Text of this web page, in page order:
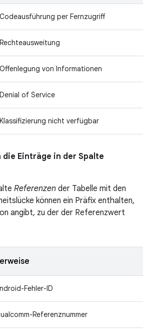
Codeausführung per Fernzugriff
Rechteausweitung
Offenlegung von Informationen
Denial of Service
Klassifizierung nicht verfügbar
die Einträge in der Spalte
Referenzen der Tabelle mit den
können ein Präfix enthalten,
angibt, zu der der Referenzwert
Fehler-ID
Referenznummer